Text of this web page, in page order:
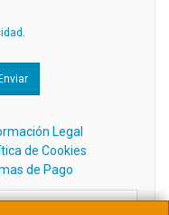
.
Enviar
Legal
de Cookies
de Pago